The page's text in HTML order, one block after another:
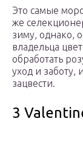
Это самые
же
зиму, однако,
владельца
обработать
уход и заботу,
зацвести.
3